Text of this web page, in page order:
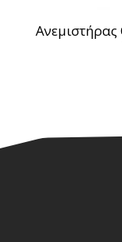
Ανεμιστήρας